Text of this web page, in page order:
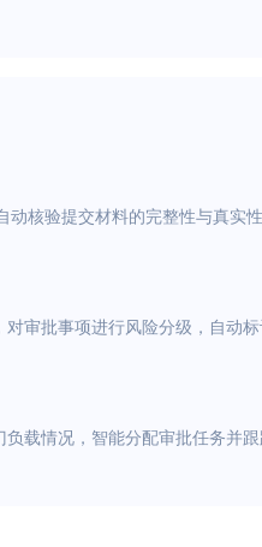
动核验提交材料的完整性与真实
审批事项进行风险分级，自动
载情况，智能分配审批任务并